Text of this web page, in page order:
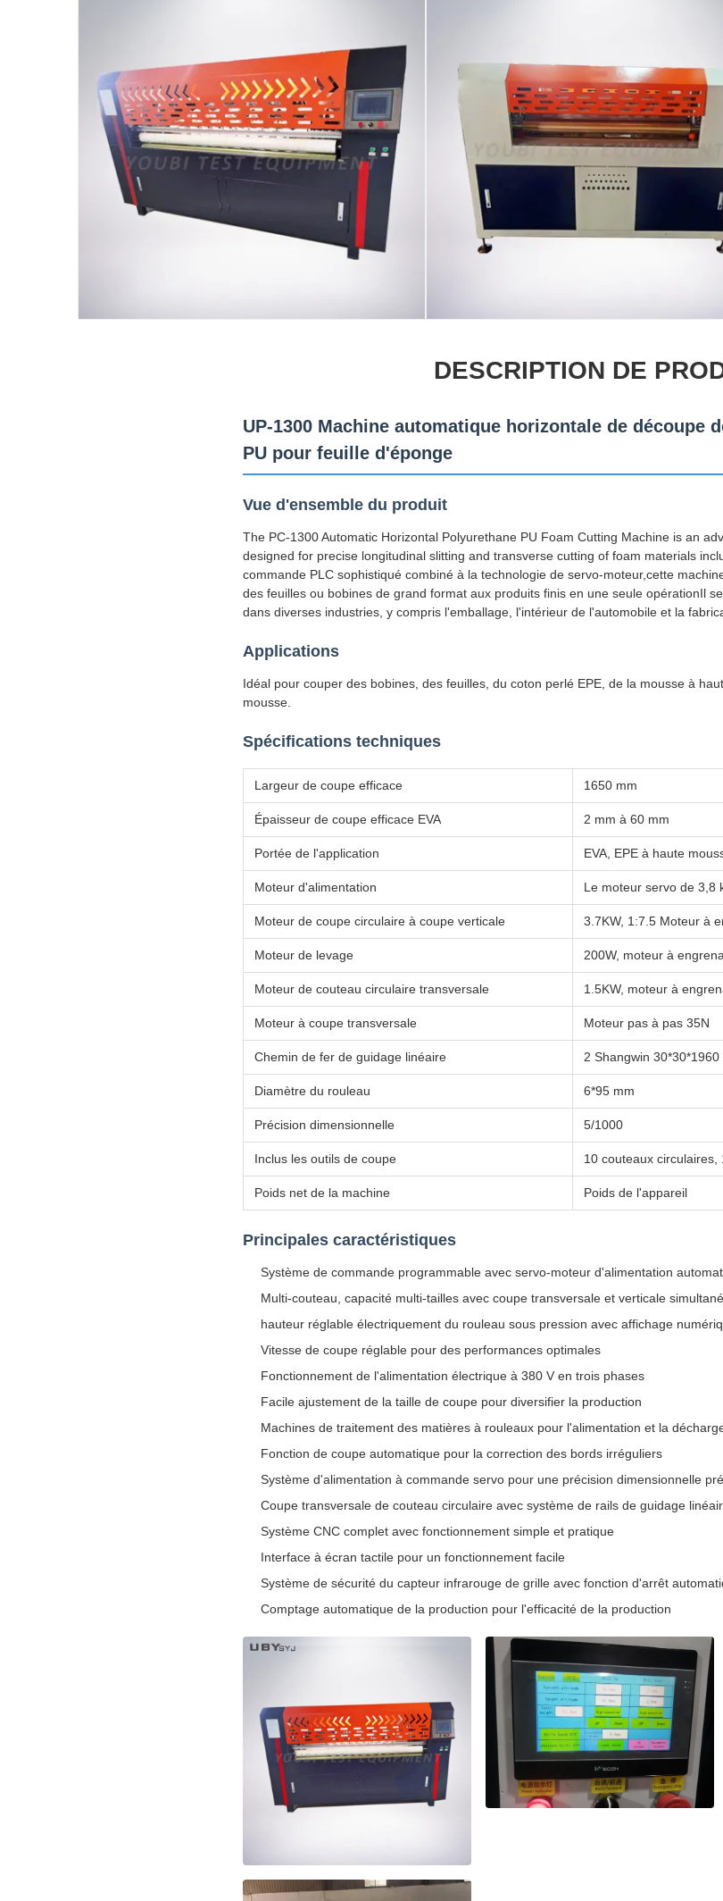
DESCRIPTION DE
UP-1300 Machine automatique horizontale de découpe
PU pour feuille d'éponge
Vue d'ensemble du produit
The PC-1300 Automatic Horizontal Polyurethane PU Foam Cutting Machine is an
designed for precise longitudinal slitting and transverse cutting of foam materials
commande PLC sophistiqué combiné à la technologie de servo-moteur,cette
des feuilles ou bobines de grand format aux produits finis en une seule opérationIl
dans diverses industries, y compris l'emballage, l'intérieur de l'automobile et la
Applications
Idéal pour couper des bobines, des feuilles, du coton perlé EPE, de la mousse à
mousse.
Spécifications techniques
Largeur de coupe efficace 1650 mm
Épaisseur de coupe efficace EVA 2 mm à 60 mm
Portée de l'application EVA, EPE à haute
Moteur d'alimentation Le moteur servo de 3,8
Moteur de coupe circulaire à coupe verticale 3.7KW, 1:7.5 Moteur à
Moteur de levage 200W, moteur à
Moteur de couteau circulaire transversale 1.5KW, moteur à
Moteur à coupe transversale Moteur pas à pas 35N
Chemin de fer de guidage linéaire 2 Shangwin 30*30*1960
Diamètre du rouleau 6*95 mm
Précision dimensionnelle 5/1000
Inclus les outils de coupe 10 couteaux
Poids net de la machine Poids de l'appareil
Principales caractéristiques
Système de commande programmable avec servo-moteur d'alimentation
Multi-couteau, capacité multi-tailles avec coupe transversale et verticale
hauteur réglable électriquement du rouleau sous pression avec affichage
Vitesse de coupe réglable pour des performances optimales
Fonctionnement de l'alimentation électrique à 380 V en trois phases
Facile ajustement de la taille de coupe pour diversifier la production
Machines de traitement des matières à rouleaux pour l'alimentation et la
Fonction de coupe automatique pour la correction des bords irréguliers
Système d'alimentation à commande servo pour une précision dimensionnelle
Coupe transversale de couteau circulaire avec système de rails de guidage
Système CNC complet avec fonctionnement simple et pratique
Interface à écran tactile pour un fonctionnement facile
Système de sécurité du capteur infrarouge de grille avec fonction d'arrêt
Comptage automatique de la production pour l'efficacité de la production